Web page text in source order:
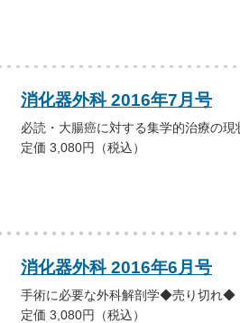
消化器外科 2016年7月号
必読・大腸癌に対する集学的治療の
定価 3,080円（税込）
消化器外科 2016年6月号
手術に必要な外科解剖学◆売り切れ◆
定価 3,080円（税込）